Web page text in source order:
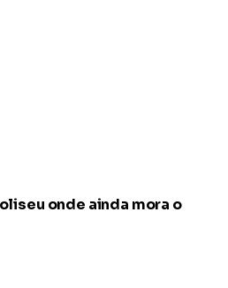
onde ainda mora o